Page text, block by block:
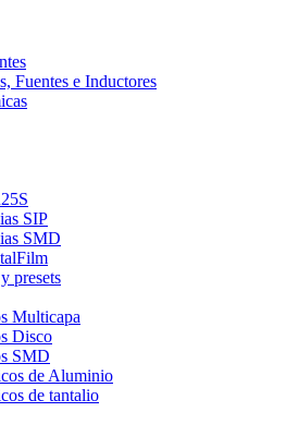
Fuentes e Inductores
SIP
SMD
presets
Multicapa
Disco
SMD
de Aluminio
de tantalio